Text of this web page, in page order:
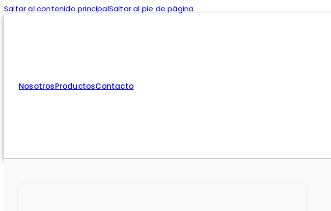
Saltar al contenido principalSaltar al pie de página
NosotrosProductosContacto